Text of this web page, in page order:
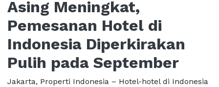
Asing Meningkat,
Pemesanan Hotel di
Indonesia Diperkirakan
Pulih pada September
Jakarta, Properti Indonesia – Hotel-hotel di Indonesia